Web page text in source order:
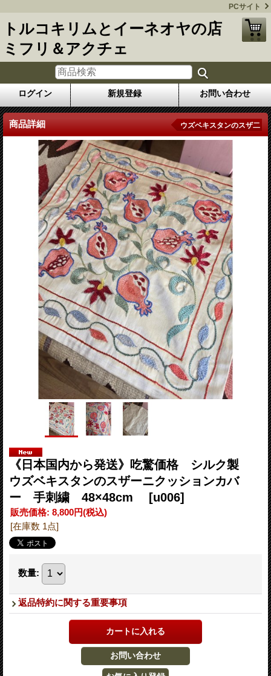
PCサイト
トルコキリムとイーネオヤの店
ミフリ＆アクチェ
ログイン 新規登録 お問い合わせ
商品詳細 ウズベキスタンのスザ二
《日本国内から発送》吃驚価格 シルク製
ウズベキスタンのスザーニクッションカバ
ー 手刺繍 48×48cm [u006]
販売価格: 8,800円(税込)
[在庫数 1点]
数量:
返品特約に関する重要事項